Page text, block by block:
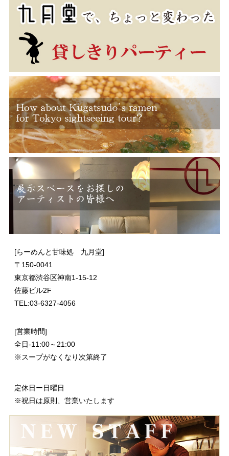
[らーめんと甘味処 九月堂]
〒 150-0041
東京都渋谷区神南1-15-12
佐藤ビル2F
TEL:03-6327-4056
[営業時間]
全日-11:00～21:00
※スープがなくなり次第終了
定休日ー日曜日
※祝日は原則、営業いたします